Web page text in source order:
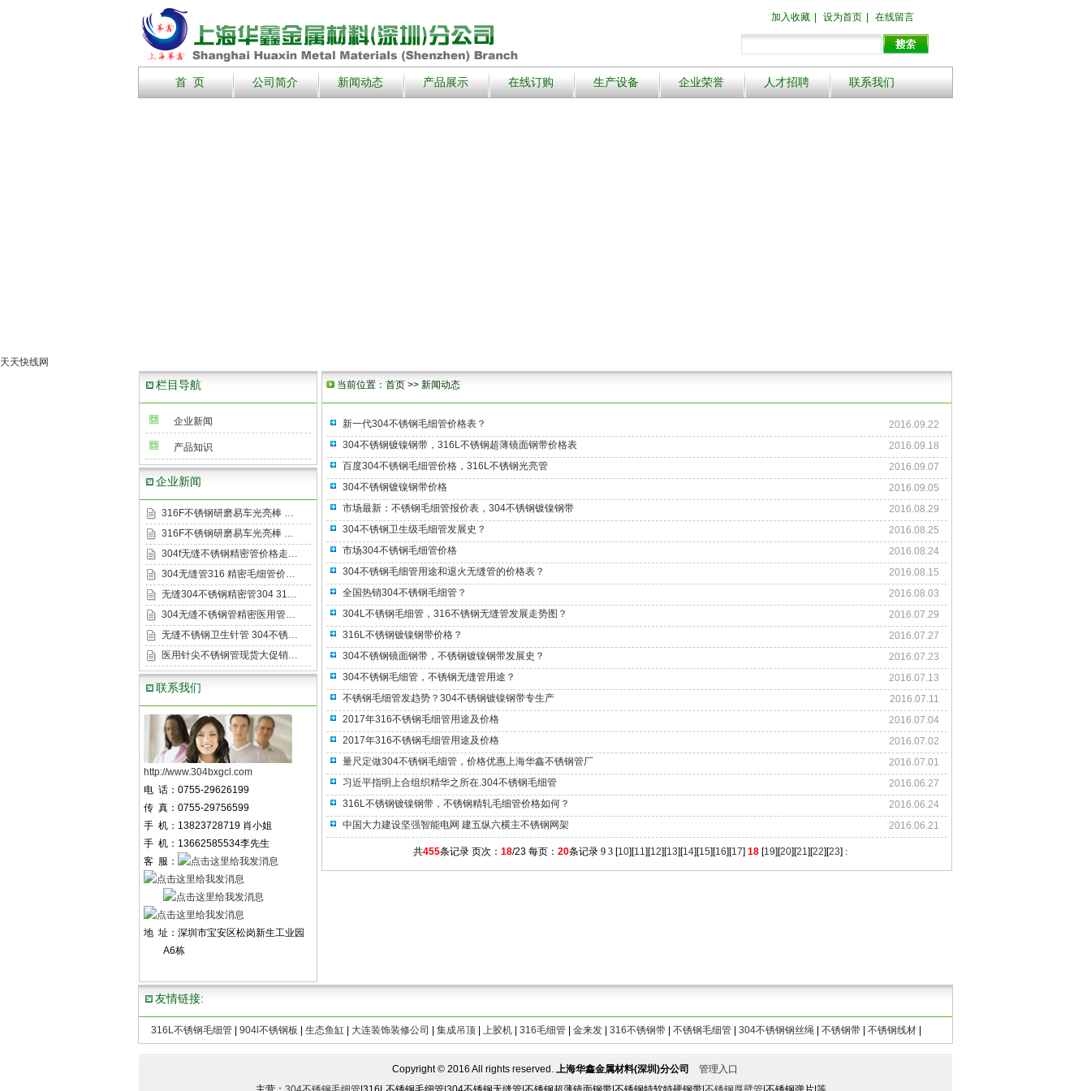
加入收藏 设为首页 在线留言
首 页 公司简介 新闻动态 产品展示 在线订购 生产设备 企业荣誉 人才招聘 联系我们
天天快线网
栏目导航
企业新闻
产品知识
企业新闻
316F不锈钢研磨易车光亮棒 …
316F不锈钢研磨易车光亮棒 …
304f无缝不锈钢精密管价格走…
304无缝管316 精密毛细管价…
无缝304不锈钢精密管304 31…
304无缝不锈钢管精密医用管…
无缝不锈钢卫生针管 304不锈…
医用针尖不锈钢管现货大促销…
联系我们
http://www.304bxgcl.com
电 话：0755-29626199
传 真：0755-29756599
手 机：13823728719 肖小姐
手 机：13662585534李先生
客 服：
地 址：深圳市宝安区松岗新生工业园
A6栋
当前位置： 首页 >> 新闻动态
新一代304不锈钢毛细管价格表？
2016.09.22
304不锈钢镀镍钢带，316L不锈钢超薄镜面钢带价格表
2016.09.18
百度304不锈钢毛细管价格，316L不锈钢光亮管
2016.09.07
304不锈钢镀镍钢带价格
2016.09.05
市场最新：不锈钢毛细管报价表，304不锈钢镀镍钢带
2016.08.29
304不锈钢卫生级毛细管发展史？
2016.08.25
市场304不锈钢毛细管价格
2016.08.24
304不锈钢毛细管用途和退火无缝管的价格表？
2016.08.15
全国热销304不锈钢毛细管？
2016.08.03
304L不锈钢毛细管，316不锈钢无缝管发展走势图？
2016.07.29
316L不锈钢镀镍钢带价格？
2016.07.27
304不锈钢镜面钢带，不锈钢镀镍钢带发展史？
2016.07.23
304不锈钢毛细管，不锈钢无缝管用途？
2016.07.13
不锈钢毛细管发趋势？304不锈钢镀镍钢带专生产
2016.07.11
2017年316不锈钢毛细管用途及价格
2016.07.04
2017年316不锈钢毛细管用途及价格
2016.07.02
量尺定做304不锈钢毛细管，价格优惠上海华鑫不锈钢管厂
2016.07.01
习近平指明上合组织精华之所在.304不锈钢毛细管
2016.06.27
316L不锈钢镀镍钢带，不锈钢精轧毛细管价格如何？
2016.06.24
中国大力建设坚强智能电网 建五纵六横主不锈钢网架
2016.06.21
共455条记录 页次： 18/23 每页： 20条记录 9 3 [10][11][12][13][14][15][16][17] 18 [19][20][21][22][23] :
友情链接:
316L不锈钢毛细管| 904l不锈钢板 生态鱼缸| 大连装饰装修公司 集成吊顶| 上胶机| 316毛细管| 金来发| 316不锈钢带| 不锈钢毛细管| 304不锈钢钢丝绳| 不锈钢带| 不锈钢线材|
Copyright © 2016 All rights reserved. 上海华鑫金属材料(深圳)分公司
管理入口